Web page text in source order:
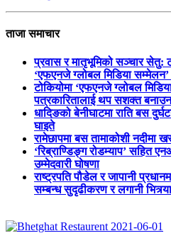
ताजा समाचार
प्रवास र मातृभूमिको सञ्चार सेतु:
‘एफएनजे ग्लोबल मिडिया
टोकियोमा ‘एफएनजे ग्लोबल
पत्रकारितालाई थप सशक्त
धादिङको बेनीघाटमा राति बस
घाइते
रामेछापमा बस तामाकोशी नदीमा
‘रिब्राण्डिङ्ग रोडम्याप’ सहित
उम्मेदवारी घोषणा
राष्ट्रपति पौडेल र जापानी
सम्बन्ध सुदृढीकरण र लगानी